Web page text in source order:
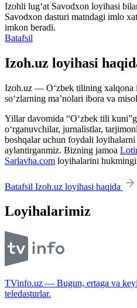
Izohli lugʻat Savodxon loyihasi
Savodxon dasturi matndagi imlo
imkon beradi.
Batafsil
Izoh.uz loyihasi
Izoh.uz — O‘zbek tilining xalqona
so‘zlarning ma’nolari ibora va
Yillar davomida “O‘zbek tili
o‘rganuvchilar, jurnalistlar,
boshqalar uchun foydali loyihalarni
aylantirganmiz. Bizning jamoa
Sarlavha.com loyihalarini
Batafsil Izoh.uz loyihasi haqida
Loyihalarimiz
TVinfo.uz — Bugun, ertaga va
teledasturlar.